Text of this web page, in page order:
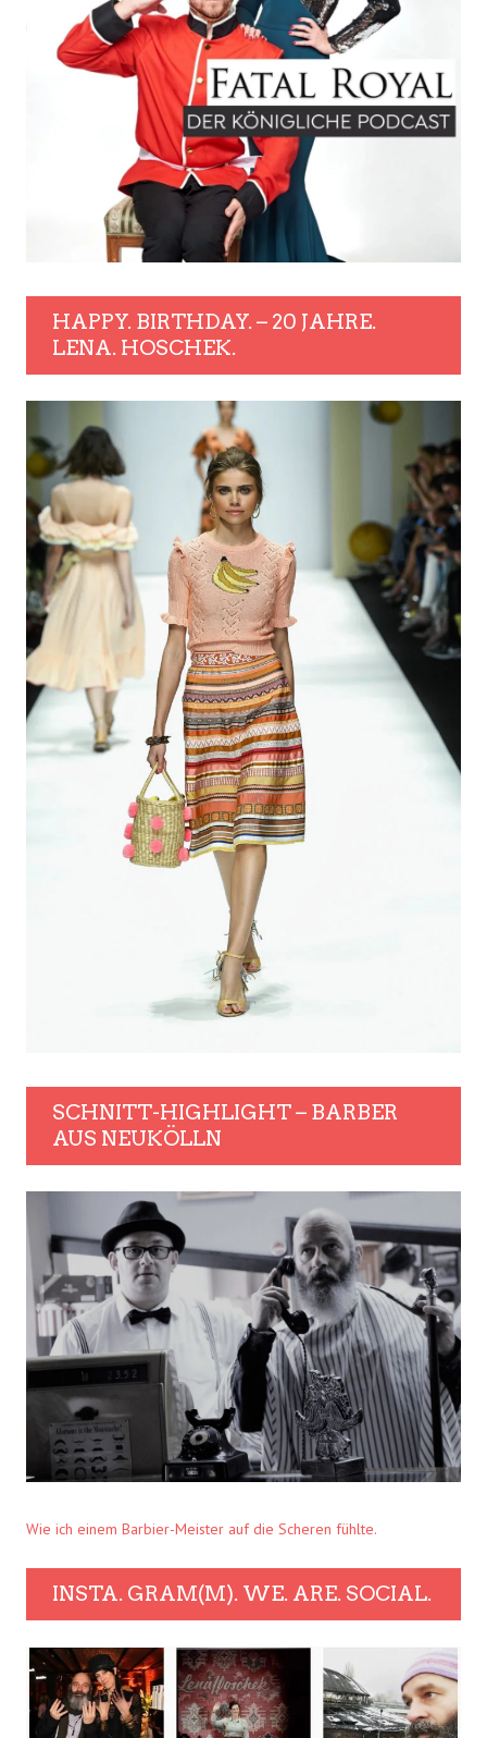
HAPPY. BIRTHDAY. – 20 JAHRE.
LENA. HOSCHEK.
SCHNITT-HIGHLIGHT – BARBER
AUS NEUKÖLLN
Wie ich einem Barbier-Meister auf die Scheren fühlte.
INSTA. GRAM(M). WE. ARE. SOCIAL.